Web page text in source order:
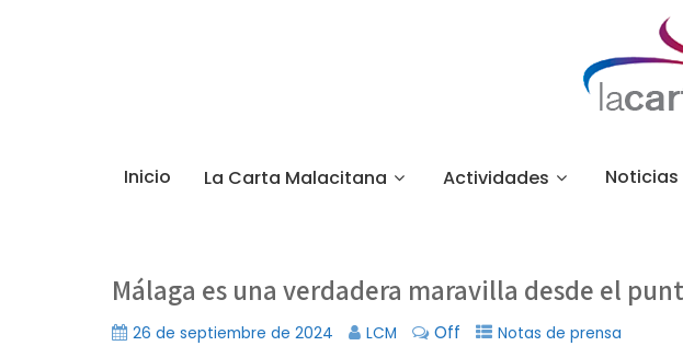
Inicio La Carta Malacitana Actividades Noticias
Málaga es una verdadera maravilla desde el
26 de septiembre de 2024 LCM Off Notas de prensa